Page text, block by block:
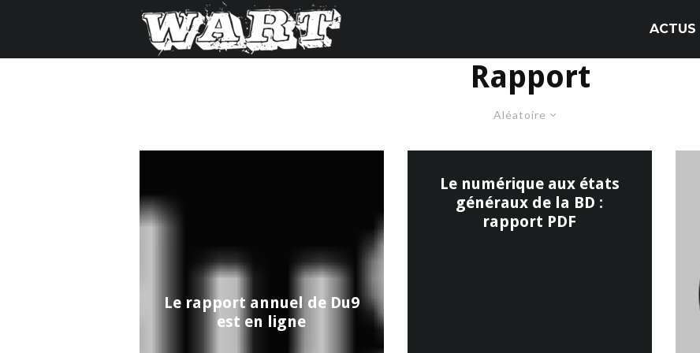
ACTUS
Rapport
Aléatoire
Le rapport annuel de Du9
est en ligne
Le numérique aux états
généraux de la BD :
rapport PDF